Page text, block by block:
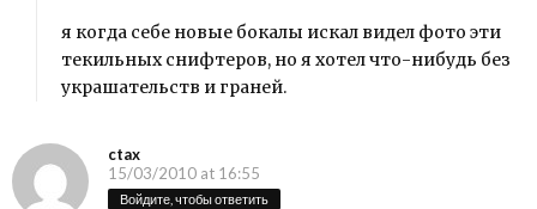
я когда себе новые бокалы искал видел фото эти
текильных снифтеров, но я хотел что-нибудь без
украшательств и граней.
ctax
15/03/2010 at 16:55
Войдите, чтобы ответить